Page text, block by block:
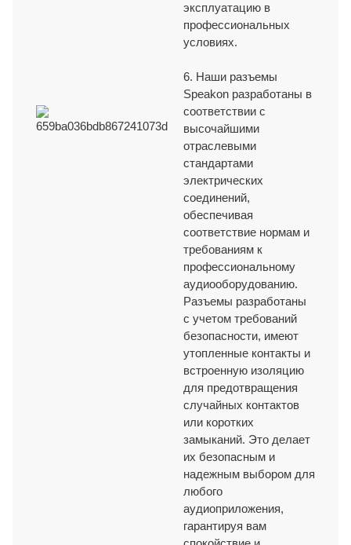
эксплуатацию в
профессиональных
условиях.
6. Наши разъемы
Speakon разработаны в
соответствии с
высочайшими
отраслевыми
стандартами
электрических
соединений,
обеспечивая
соответствие нормам и
требованиям к
профессиональному
аудиооборудованию.
Разъемы разработаны
с учетом требований
безопасности, имеют
утопленные контакты и
встроенную изоляцию
для предотвращения
случайных контактов
или коротких
замыканий. Это делает
их безопасным и
надежным выбором для
любого
аудиоприложения,
гарантируя вам